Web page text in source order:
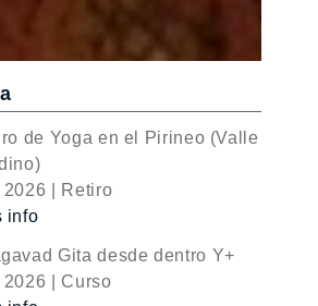
de Yoga en el Pirineo (Valle
2026 | Retiro
info
Gita desde dentro Y+
2026 | Curso